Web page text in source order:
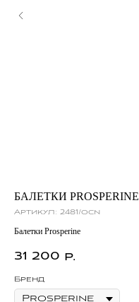
БАЛЕТКИ PROSPERINE
Артикул: 2481/ocn
Балетки Prosperine
31 200 р.
Бренд